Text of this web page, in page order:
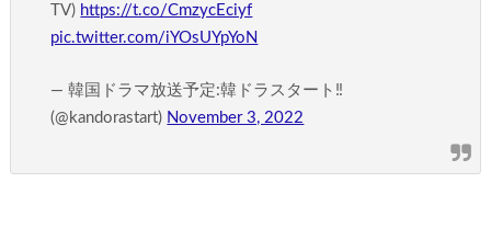
TV) https://t.co/CmzycEciyf
pic.twitter.com/iYOsUYpYoN
— 韓国ドラマ放送予定:韓ドラスタート‼︎
(@kandorastart) November 3, 2022